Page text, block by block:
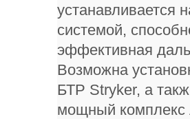
устанавливается
системой,
эффективная
Возможна
БТР Stryker, а
мощный комплекс